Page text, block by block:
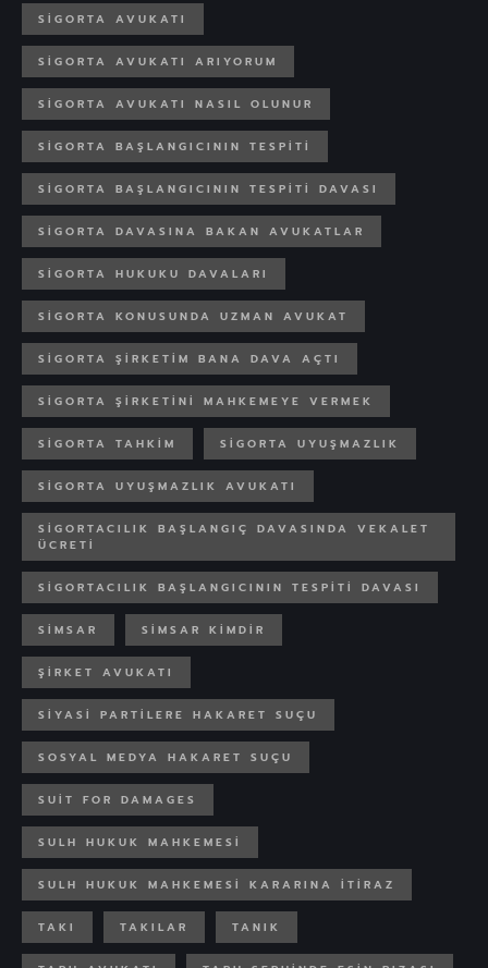
SIGORTA AVUKATI
SIGORTA AVUKATI ARIYORUM
SIGORTA AVUKATI NASIL OLUNUR
SIGORTA BAŞLANGICININ TESPITI
SIGORTA BAŞLANGICININ TESPITI DAVASI
SIGORTA DAVASINA BAKAN AVUKATLAR
SIGORTA HUKUKU DAVALARI
SIGORTA KONUSUNDA UZMAN AVUKAT
SIGORTA ŞIRKETIM BANA DAVA AÇTI
SIGORTA ŞIRKETINI MAHKEMEYE VERMEK
SIGORTA TAHKIM SIGORTA UYUŞMAZLIK
SIGORTA UYUŞMAZLIK AVUKATI
SIGORTACILIK BAŞLANGIÇ DAVASINDA VEKALET
ÜCRETI
SIGORTACILIK BAŞLANGICININ TESPITI DAVASI
SIMSAR SIMSAR KIMDIR
ŞIRKET AVUKATI
SIYASI PARTILERE HAKARET SUÇU
SOSYAL MEDYA HAKARET SUÇU
SUIT FOR DAMAGES
SULH HUKUK MAHKEMESI
SULH HUKUK MAHKEMESI KARARINA ITIRAZ
TAKI TAKILAR TANIK